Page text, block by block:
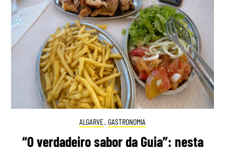
ALGARVE, GASTRONOMIA
“O verdadeiro sabor da Guia”: nesta